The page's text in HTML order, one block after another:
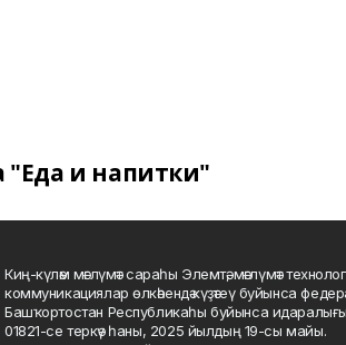
"Еда и напитки"
Киң-күләм мәғлүмәт сараһы Элемтә, мәғлүмәт
коммуникациялар өлкәһендә күҙәтеү буйынса
Башҡортостан Республикаһы буйынса
01821-се теркәү һаны, 2025 йылдың 19-сы майы.